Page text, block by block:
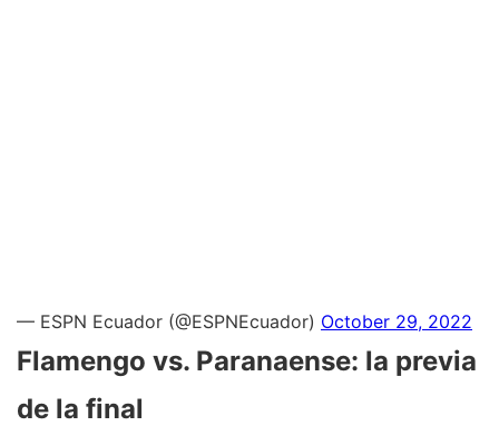
— ESPN Ecuador (@ESPNEcuador) October 29, 2022
Flamengo vs. Paranaense: la previa
de la final